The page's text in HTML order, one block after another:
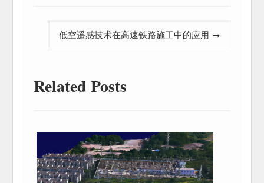
低空遥感技术在高速铁路施工中的应用
Related Posts